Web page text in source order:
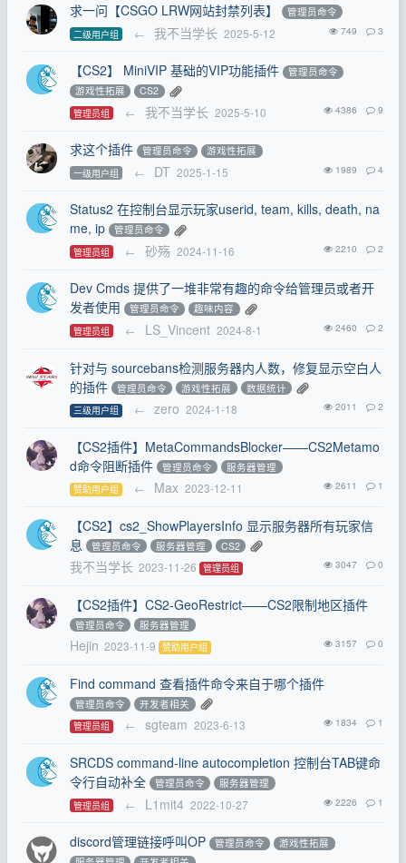
求一问【CSGO LRW网站封禁列表】 管理员命令
二级用户组 ← 我不当学长 2025-5-12 749 3
【CS2】 MiniVIP 基础的VIP功能插件
管理员命令
游戏性拓展
CS2
管理员组 ← 我不当学长 2025-5-10 4386 9
求这个插件 管理员命令 游戏性拓展
一级用户组 ← DT 2025-1-15 1989 4
Status2 在控制台显示玩家userid, team, kills, death, na
me, ip
管理员命令
管理员组 ← 砂殇 2024-11-16 2210 2
Dev Cmds 提供了一堆非常有趣的命令给管理员或者开
发者使用
管理员命令 趣味内容
管理员组 ← LS_Vincent 2024-8-1 2460 2
针对与 sourcebans检测服务器内人数，修复显示空白人
的插件
管理员命令 游戏性拓展 数据统计
三级用户组 ← zero 2024-1-18 2011 2
【CS2插件】MetaCommandsBlocker——CS2Metamo
d命令阻断插件
管理员命令 服务器管理
赞助用户组 ← Max 2023-12-11 2611 1
【CS2】cs2_ShowPlayersInfo 显示服务器所有玩家信
息
管理员命令 服务器管理 CS2
我不当学长 2023-11-26 管理员组 3047 0
【CS2插件】CS2-GeoRestrict——CS2限制地区插件
管理员命令 服务器管理
Hejin 2023-11-9 赞助用户组 3157 0
Find command 查看插件命令来自于哪个插件
管理员命令 开发者相关
管理员组 ← sgteam 2023-6-13 1834 1
SRCDS command-line autocompletion 控制台TAB键命
令行自动补全
管理员命令 服务器管理
管理员组 ← L1mit4 2022-10-27 2226 1
discord管理链接呼叫OP 管理员命令
游戏性拓展